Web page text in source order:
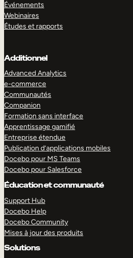
Événements
Webinaires
Études et rapports
Additionnel
Advanced Analytics
e-commerce
Communautés
Companion
Formation sans interface
Apprentissage gamifié
Entreprise étendue
Publication d’applications mobiles
Docebo pour MS Teams
Docebo pour Salesforce
Éducation et communauté
Support Hub
Docebo Help
Docebo Community
Mises à jour des produits
Solutions